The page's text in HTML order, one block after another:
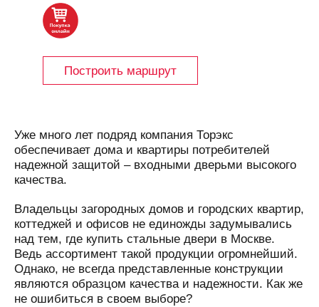
Построить маршрут
Уже много лет подряд компания Торэкс
обеспечивает дома и квартиры потребителей
надежной защитой – входными дверьми высокого
качества.
Владельцы загородных домов и городских квартир,
коттеджей и офисов не единожды задумывались
над тем, где купить стальные двери в Москве.
Ведь ассортимент такой продукции огромнейший.
Однако, не всегда представленные конструкции
являются образцом качества и надежности. Как же
не ошибиться в своем выборе?